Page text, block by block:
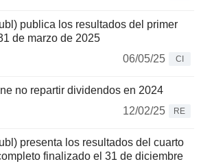
publica los resultados del primer
de marzo de 2025
06/05/25
CI
no repartir dividendos en 2024
12/02/25
RE
presenta los resultados del cuarto
finalizado el 31 de diciembre